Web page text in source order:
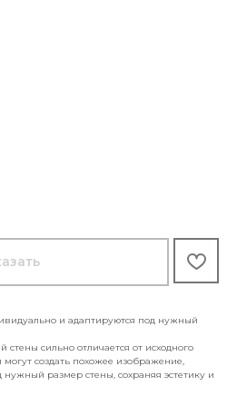
и адаптируются под нужный
сильно отличается от исходного
создать похожее изображение,
нужный размер стены, сохраняя эстетику и